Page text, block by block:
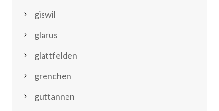
giswil
glarus
glattfelden
grenchen
guttannen